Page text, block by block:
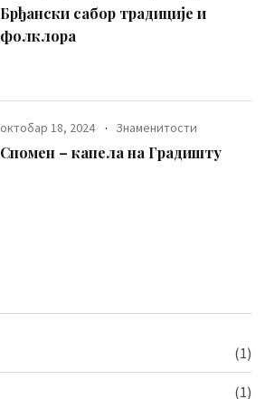
Брђански сабор традиције и
фолклора
октобар 18, 2024 Знаменитости
Спомен – капела на Градишту
(1)
(1)